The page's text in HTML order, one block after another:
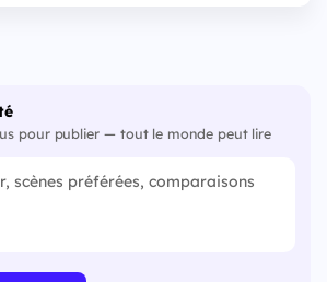
pour publier — tout le monde peut lire